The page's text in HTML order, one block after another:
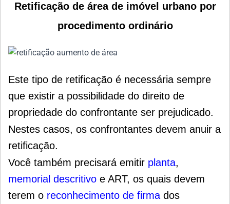
Retificação de área de imóvel urbano por
procedimento ordinário
Este tipo de retificação é necessária sempre
que existir a possibilidade do direito de
propriedade do confrontante ser prejudicado.
Nestes casos, os confrontantes devem anuir a
retificação.
Você também precisará emitir planta,
memorial descritivo e ART, os quais devem
terem o reconhecimento de firma dos